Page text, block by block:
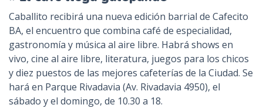
Caballito recibirá una nueva edición barrial de Cafecito
BA, el encuentro que combina café de especialidad,
gastronomía y música al aire libre. Habrá shows en
vivo, cine al aire libre, literatura, juegos para los chicos
y diez puestos de las mejores cafeterías de la Ciudad. Se
hará en Parque Rivadavia (Av. Rivadavia 4950), el
sábado y el domingo, de 10.30 a 18.